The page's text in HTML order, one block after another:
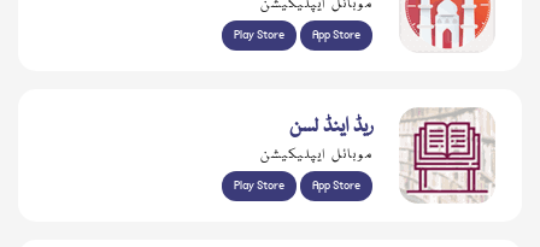
موبائل ایپلیکیشن
Play Store App Store
ریڈ اینڈ لسن
موبائل ایپلیکیشن
Play Store App Store